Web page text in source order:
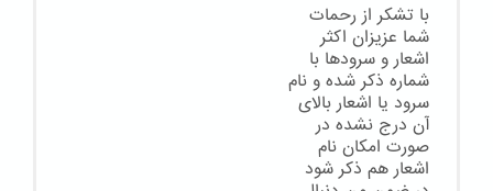
با تشکر از رحمات
شما عزیزان اکثر
اشعار و سرودها با
شماره ذکر شده و نام
سرود یا اشعار بالای
آن درج نشده در
صورت امکان نام
اشعار هم ذکر شود